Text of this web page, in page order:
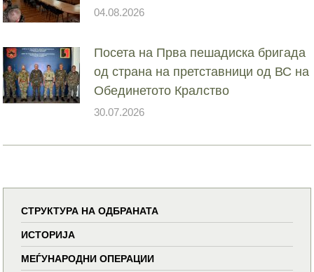
04.08.2026
Посета на Прва пешадиска бригада
од страна на претставници од ВС на
Обединетото Кралство
30.07.2026
СТРУКТУРА НА ОДБРАНАТА
ИСТОРИЈА
МЕЃУНАРОДНИ ОПЕРАЦИИ